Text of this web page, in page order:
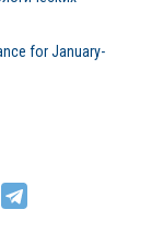
for January-